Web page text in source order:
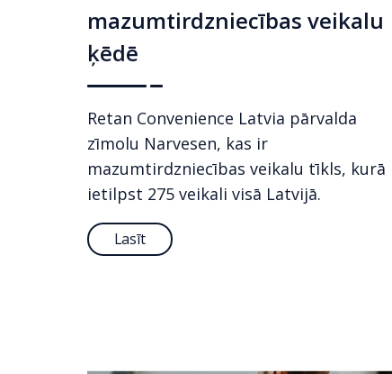
mazumtirdzniecības veikalu
ķēdē
Retan Convenience Latvia pārvalda
zīmolu Narvesen, kas ir
mazumtirdzniecības veikalu tīkls, kurā
ietilpst 275 veikali visā Latvijā.
Lasīt